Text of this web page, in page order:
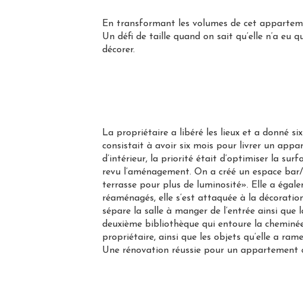
En transformant les volumes de cet
Un défi de taille quand on sait qu’elle n’a eu
décorer.
La propriétaire a libéré les lieux et a donné
consistait à avoir six mois pour livrer un
d’intérieur, la priorité était d’optimiser la
revu l’aménagement. On a créé un espace
terrasse pour plus de luminosité». Elle a
réaménagés, elle s’est attaquée à la
sépare la salle à manger de l’entrée ainsi
deuxième bibliothèque qui entoure la
propriétaire, ainsi que les objets qu’elle a
Une rénovation réussie pour un